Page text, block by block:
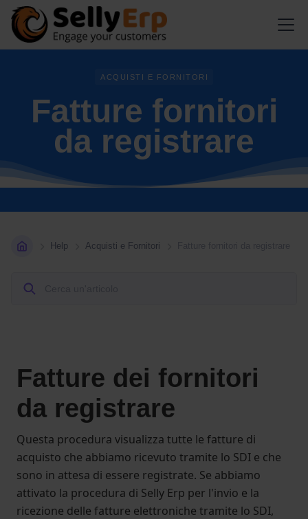
ACQUISTI E FORNITORI
Fatture fornitori
da registrare
Help Acquisti e Fornitori
Fatture dei fornitori
da registrare
Questa procedura visualizza tutte le fatture di
acquisto che abbiamo ricevuto tramite lo SDI e che
sono in attesa di essere registrate. Se abbiamo
attivato la procedura di Selly Erp per l'invio e la
ricezione delle fatture elettroniche tramite lo SDI,